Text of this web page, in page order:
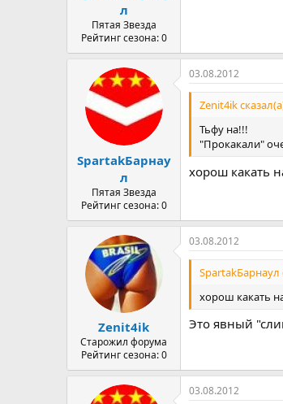
л
Пятая Звезда
Рейтинг сезона: 0
SpartakБарнау
л
Пятая Звезда
Рейтинг сезона: 0
03.08.2012
Zenit4ik
Тьфу на!!!
"Прокакали"
хорош какать
Zenit4ik
Старожил форума
Рейтинг сезона: 0
03.08.2012
SpartakБарнаул
хорош какать
Это явный
03.08.2012